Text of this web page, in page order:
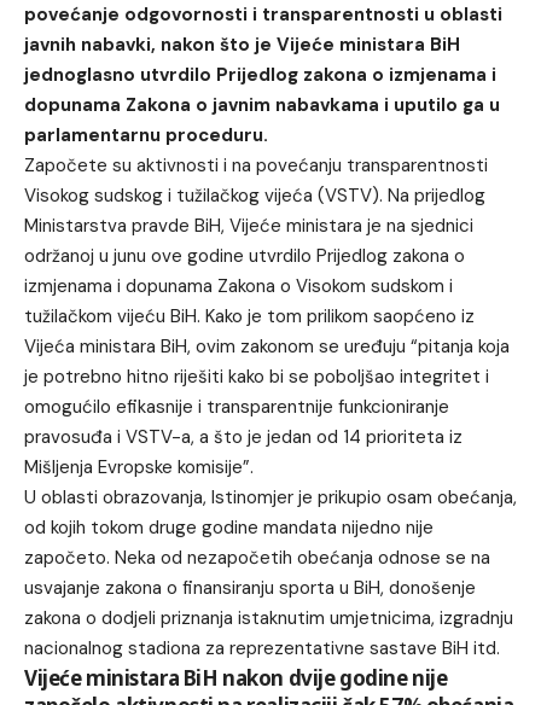
povećanje odgovornosti i transparentnosti u oblasti
javnih nabavki, nakon što je Vijeće ministara BiH
jednoglasno utvrdilo Prijedlog zakona o izmjenama i
dopunama Zakona o javnim nabavkama i uputilo ga u
parlamentarnu proceduru.
Započete su aktivnosti i na povećanju transparentnosti
Visokog sudskog i tužilačkog vijeća (VSTV). Na prijedlog
Ministarstva pravde BiH, Vijeće ministara je na sjednici
održanoj u junu ove godine utvrdilo Prijedlog zakona o
izmjenama i dopunama Zakona o Visokom sudskom i
tužilačkom vijeću BiH. Kako je tom prilikom saopćeno iz
Vijeća ministara BiH, ovim zakonom se uređuju “pitanja koja
je potrebno hitno riješiti kako bi se poboljšao integritet i
omogućilo efikasnije i transparentnije funkcioniranje
pravosuđa i VSTV-a, a što je jedan od 14 prioriteta iz
Mišljenja Evropske komisije”.
U oblasti obrazovanja, Istinomjer je prikupio osam obećanja,
od kojih tokom druge godine mandata nijedno nije
započeto. Neka od nezapočetih obećanja odnose se na
usvajanje zakona o finansiranju sporta u BiH, donošenje
zakona o dodjeli priznanja istaknutim umjetnicima, izgradnju
nacionalnog stadiona za reprezentativne sastave BiH itd.
Vijeće ministara BiH nakon dvije godine nije